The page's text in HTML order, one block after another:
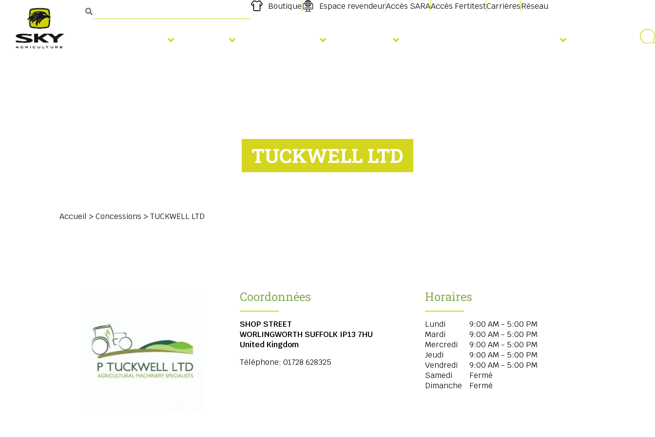
Boutique Espace revendeurAccès SARAAccès FertitestCarrièresRéseau
TUCKWELL LTD
Accueil > Concessions > TUCKWELL LTD
Coordonnées
SHOP STREET
WORLINGWORTH SUFFOLK IP13 7HU
United Kingdom
Téléphone: 01728 628325
Horaires
Lundi
9:00 AM - 5:00 PM
Mardi
9:00 AM - 5:00 PM
Mercredi
9:00 AM - 5:00 PM
Jeudi
9:00 AM - 5:00 PM
Vendredi
9:00 AM - 5:00 PM
Samedi
Fermé
Dimanche
Fermé